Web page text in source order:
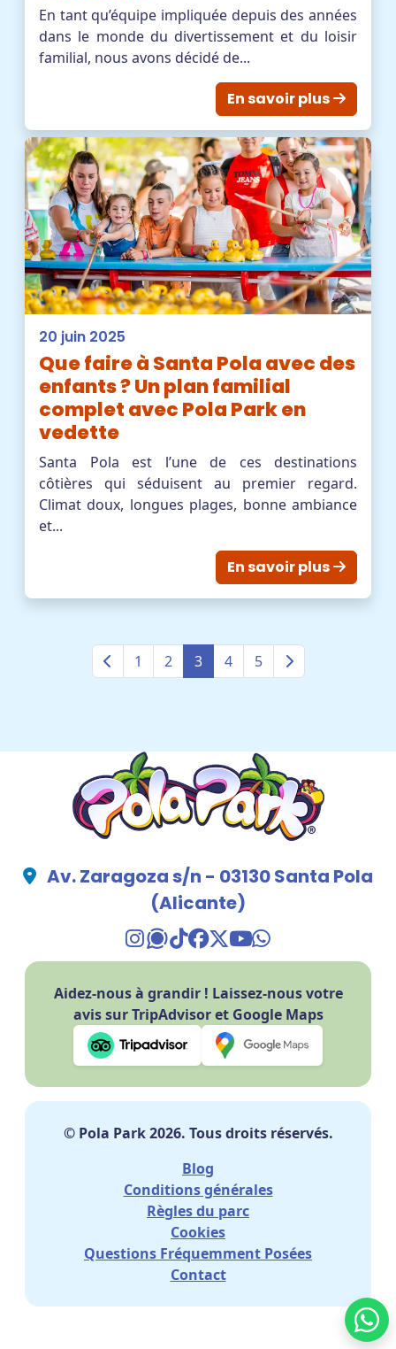
En tant qu’équipe impliquée depuis des années
dans le monde du divertissement et du loisir
familial, nous avons décidé de...
En savoir plus
20 juin 2025
Que faire à Santa Pola avec des
enfants ? Un plan familial
complet avec Pola Park en
vedette
Santa Pola est l’une de ces destinations
côtières qui séduisent au premier regard.
Climat doux, longues plages, bonne ambiance
et...
En savoir plus
1 2 3 4 5
Av. Zaragoza s/n - 03130 Santa Pola
(Alicante)
TikTok Pola Park
Facebook Pola Park
Twitter/X Pola
YouTube Pola
WhatsApp
Aidez-nous à grandir ! Laissez-nous votre
avis sur TripAdvisor et Google Maps
© Pola Park 2026. Tous droits réservés.
Blog
Conditions générales
Règles du parc
Cookies
Questions Fréquemment Posées
Contact